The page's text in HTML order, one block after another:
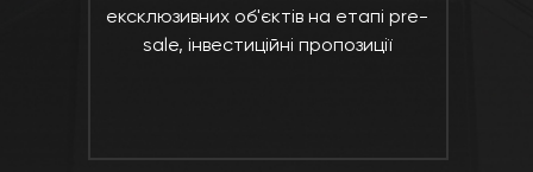
ексклюзивних об'єктів на етапі pre-
sale, інвестиційні пропозиції